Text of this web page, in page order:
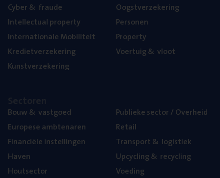
Cyber& fraude
Intel­lec­tu­al property
Inter­na­ti­o­na­le Mobiliteit
Kre­diet­ver­ze­ke­ring
Kunst­ver­ze­ke­ring
Oogst­ver­ze­ke­ring
Per­so­nen
Pro­per­ty
Voer­tuig& vloot
Bouw& vastgoed
Euro­pe­se ambtenaren
Finan­ci­ë­le instellingen
Haven
Hout­sec­tor
Publie­ke sec­tor / Overheid
Retail
Trans­port& logistiek
Upcy­cling& recycling
Voe­ding